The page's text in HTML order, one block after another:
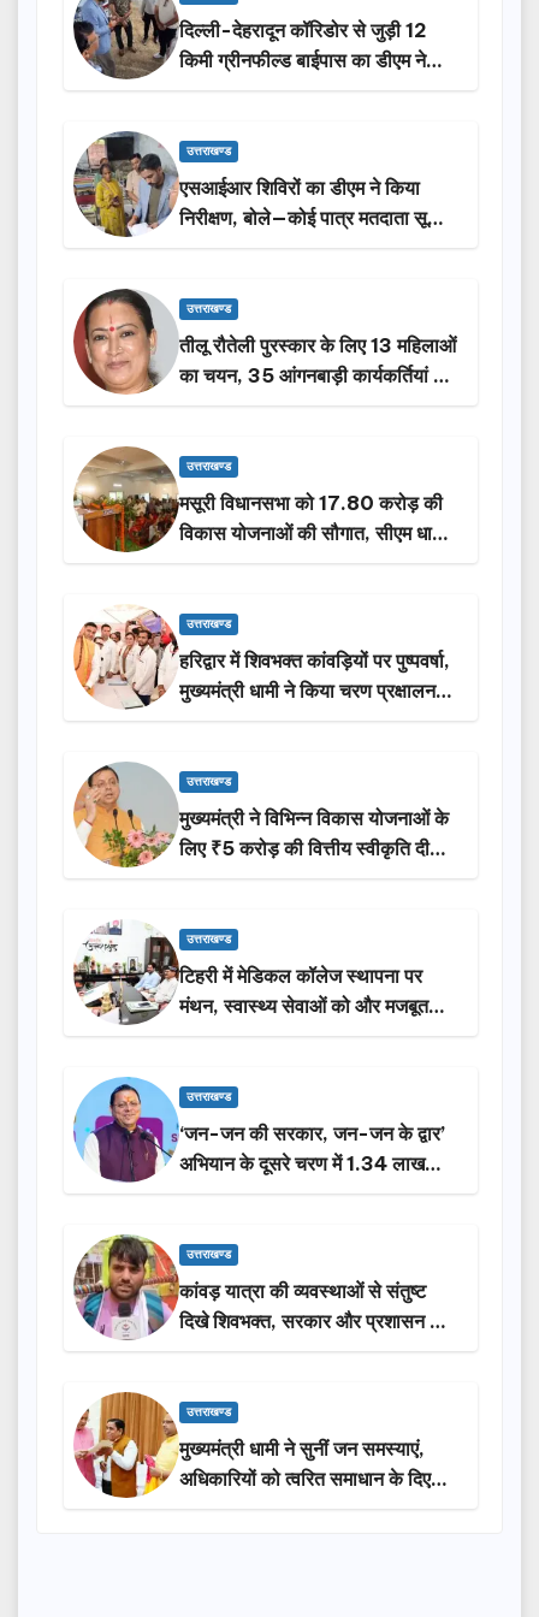
दिल्ली-देहरादून कॉरिडोर से जुड़ी 12
किमी ग्रीनफील्ड बाईपास का डीएम ने
किया निरीक्षण…
उत्तराखण्ड
एसआईआर शिविरों का डीएम ने किया
निरीक्षण, बोले—कोई पात्र मतदाता सूची
से न छूटे…
उत्तराखण्ड
तीलू रौतेली पुरस्कार के लिए 13 महिलाओं
का चयन, 35 आंगनबाड़ी कार्यकर्तियां भी
होंगी सम्मानित…
उत्तराखण्ड
मसूरी विधानसभा को 17.80 करोड़ की
विकास योजनाओं की सौगात, सीएम धामी
ने किया लोकार्पण-शिलान्यास.
उत्तराखण्ड
हरिद्वार में शिवभक्त कांवड़ियों पर पुष्पवर्षा,
मुख्यमंत्री धामी ने किया चरण प्रक्षालन…
उत्तराखण्ड
मुख्यमंत्री ने विभिन्न विकास योजनाओं के
लिए ₹5 करोड़ की वित्तीय स्वीकृति दी…
उत्तराखण्ड
टिहरी में मेडिकल कॉलेज स्थापना पर
मंथन, स्वास्थ्य सेवाओं को और मजबूत
करेगी सरकार: मुख्यमंत्री धामी…
उत्तराखण्ड
‘जन-जन की सरकार, जन-जन के द्वार’
अभियान के दूसरे चरण में 1.34 लाख
लोगों की भागीदारी…
उत्तराखण्ड
कांवड़ यात्रा की व्यवस्थाओं से संतुष्ट
दिखे शिवभक्त, सरकार और प्रशासन की
सराहना…
उत्तराखण्ड
मुख्यमंत्री धामी ने सुनीं जन समस्याएं,
अधिकारियों को त्वरित समाधान के दिए
निर्देश